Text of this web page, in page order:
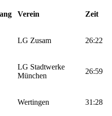
Verein Zeit
LG Zusam 26:22
LG Stadtwerke
München
26:59
Wertingen 31:28